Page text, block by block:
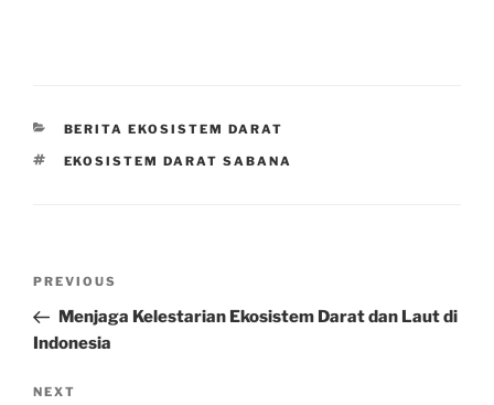
CATEGORIES
BERITA EKOSISTEM DARAT
TAGS
EKOSISTEM DARAT SABANA
Previous
Post
PREVIOUS
Menjaga Kelestarian Ekosistem Darat dan Laut di
Indonesia
Next
NEXT